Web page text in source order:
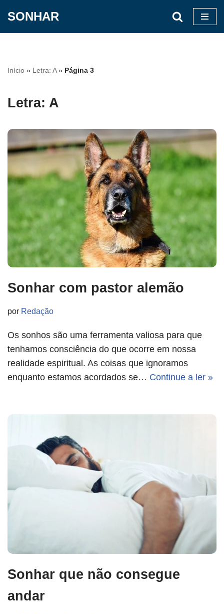
conteúdo
SONHAR
Início » Letra: A» Página 3
Letra: A
Sonhar com pastor alemão
por Redação
Os sonhos são uma ferramenta valiosa para que
tenhamos consciência do que ocorre em nossa
realidade espiritual. As coisas que ignoramos
enquanto estamos acordados se… Continue a ler »
Sonhar que não consegue
andar